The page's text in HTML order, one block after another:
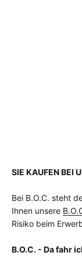
SIE KAUFEN BEI
Bei B.O.C. steht
Ihnen unsere
Risiko beim
B.O.C. - Da fahr